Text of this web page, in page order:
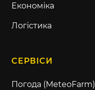
Економіка
Логістика
СЕРВІСИ
Погода (MeteoFarm)